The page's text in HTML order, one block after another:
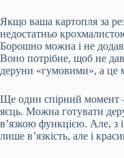
Якщо ваша картопля за
недостатньо
Борошно можна і не
Воно потрібне, щоб не
деруни «гумовими», а це
Ще один спірний момент —
яєць. Можна готувати
в’язкою функцією. Але, з
лише в’язкість, але і